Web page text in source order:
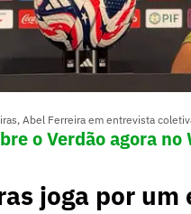
Abel Ferreira em entrevista
o Verdão agora
joga por